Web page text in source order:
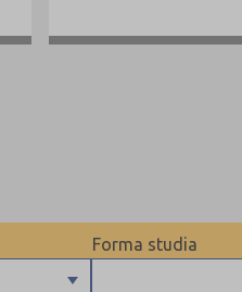
Forma studia